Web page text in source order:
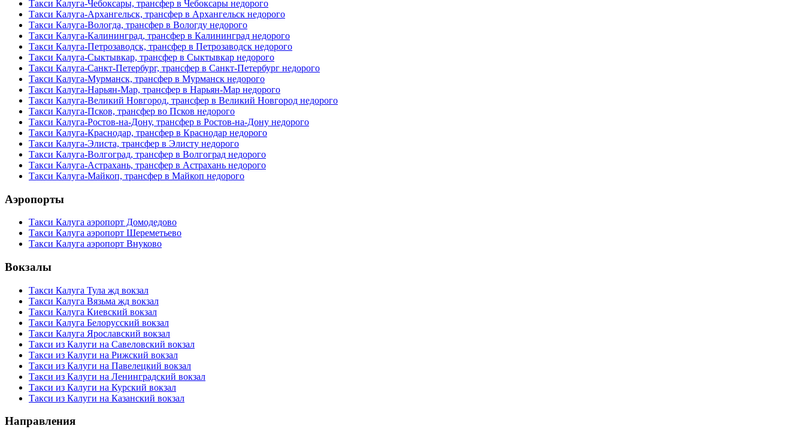
Такси Калуга-Чебоксары, трансфер в Чебоксары недорого
Такси Калуга-Архангельск, трансфер в Архангельск недорого
Такси Калуга-Вологда, трансфер в Вологду недорого
Такси Калуга-Калининград, трансфер в Калининград недорого
Такси Калуга-Петрозаводск, трансфер в Петрозаводск недорого
Такси Калуга-Сыктывкар, трансфер в Сыктывкар недорого
Такси Калуга-Санкт-Петербург, трансфер в Санкт-Петербург недорого
Такси Калуга-Мурманск, трансфер в Мурманск недорого
Такси Калуга-Нарьян-Мар, трансфер в Нарьян-Мар недорого
Такси Калуга-Великий Новгород, трансфер в Великий Новгород недорого
Такси Калуга-Псков, трансфер во Псков недорого
Такси Калуга-Ростов-на-Дону, трансфер в Ростов-на-Дону недорого
Такси Калуга-Краснодар, трансфер в Краснодар недорого
Такси Калуга-Элиста, трансфер в Элисту недорого
Такси Калуга-Волгоград, трансфер в Волгоград недорого
Такси Калуга-Астрахань, трансфер в Астрахань недорого
Такси Калуга-Майкоп, трансфер в Майкоп недорого
Аэропорты
Такси Калуга аэропорт Домодедово
Такси Калуга аэропорт Шереметьево
Такси Калуга аэропорт Внуково
Вокзалы
Такси Калуга Тула жд вокзал
Такси Калуга Вязьма жд вокзал
Такси Калуга Киевский вокзал
Такси Калуга Белорусский вокзал
Такси Калуга Ярославский вокзал
Такси из Калуги на Савеловский вокзал
Такси из Калуги на Рижский вокзал
Такси из Калуги на Павелецкий вокзал
Такси из Калуги на Ленинградский вокзал
Такси из Калуги на Курский вокзал
Такси из Калуги на Казанский вокзал
Направления